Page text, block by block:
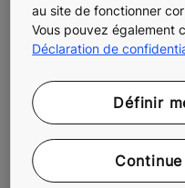
CONTACTS PRESSE
Hopscotch Europe
Camille Gachet
au site de fonctionner
Vous pouvez également
Déclaration de
Définir